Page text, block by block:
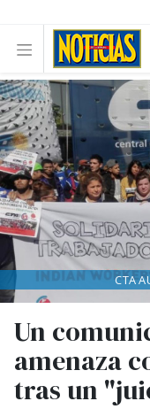
Un
amenaza
tras un
CTA